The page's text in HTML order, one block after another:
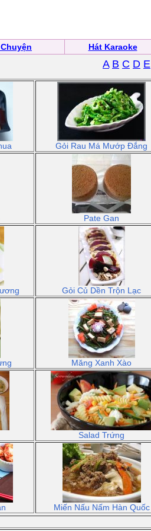
Hát Karaoke
A B C D E
Gỏi Rau Má Mướp Đắng
Pate Gan
Gỏi Củ Dền Trộn Lạc
Măng Xanh Xào
Salad Trứng
Miến Nấu Nấm Hàn Quốc